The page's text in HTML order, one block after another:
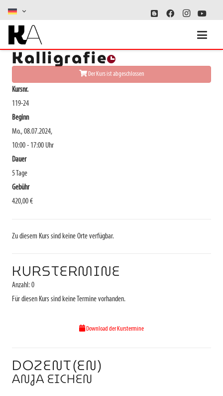
Schriftkunst und
Kalligrafie
Der Kurs ist abgeschlossen
Kursnr.
119-24
Beginn
Mo., 08.07.2024,
10:00 - 17:00 Uhr
Dauer
5 Tage
Gebühr
420,00 €
Zu diesem Kurs sind keine Orte verfügbar.
KURSTERMINE
Anzahl: 0
Für diesen Kurs sind keine Termine vorhanden.
Download der Kurstermine
DOZENT(EN)
ANJA EICHEN